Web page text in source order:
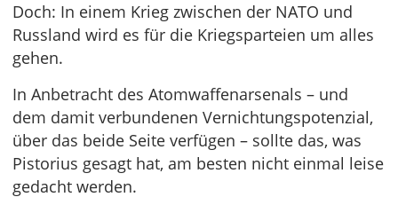
Doch: In einem Krieg zwischen der NATO und
Russland wird es für die Kriegsparteien um alles
gehen.
In Anbetracht des Atomwaffenarsenals – und
dem damit verbundenen Vernichtungspotenzial,
über das beide Seite verfügen – sollte das, was
Pistorius gesagt hat, am besten nicht einmal leise
gedacht werden.